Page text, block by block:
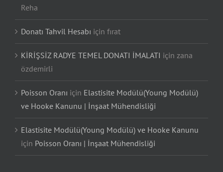
Reha
Donatı Tahvil Hesabı için fırat
KİRİŞSİZ RADYE TEMEL DONATI İMALATI için zana
özdemirli
Poisson Oranı için Elastisite Modülü(Young Modülü)
ve Hooke Kanunu | İnşaat Mühendisliği
Elastisite Modülü(Young Modülü) ve Hooke Kanunu
için Poisson Oranı | İnşaat Mühendisliği